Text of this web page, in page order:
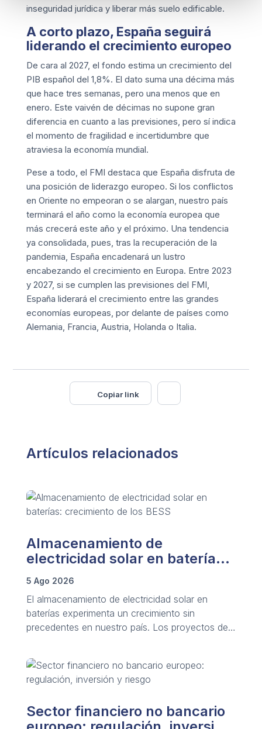
inseguridad jurídica y liberar más suelo edificable.
A corto plazo, España seguirá
liderando el crecimiento europeo
De cara al 2027, el fondo estima un crecimiento del
PIB español del 1,8%. El dato suma una décima más
que hace tres semanas, pero una menos que en
enero. Este vaivén de décimas no supone gran
diferencia en cuanto a las previsiones, pero sí indica
el momento de fragilidad e incertidumbre que
atraviesa la economía mundial.
Pese a todo, el FMI destaca que España disfruta de
una posición de liderazgo europeo. Si los conflictos
en Oriente no empeoran o se alargan, nuestro país
terminará el año como la economía europea que
más crecerá este año y el próximo. Una tendencia
ya consolidada, pues, tras la recuperación de la
pandemia, España encadenará un lustro
encabezando el crecimiento en Europa. Entre 2023
y 2027, si se cumplen las previsiones del FMI,
España liderará el crecimiento entre las grandes
economías europeas, por delante de países como
Alemania, Francia, Austria, Holanda o Italia.
Copiar link
Artículos relacionados
Almacenamiento de
electricidad solar en baterías:
crecimiento de los BESS
5 Ago 2026
El almacenamiento de electricidad solar en
baterías experimenta un crecimiento sin
precedentes en nuestro país. Los proyectos de
global.
Sector financiero no bancario